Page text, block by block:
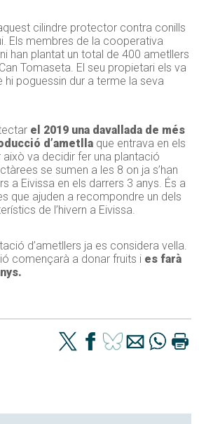
cilindre protector contra conills
Els membres de la cooperativa
han plantat un total de 400 ametllers
Tomaseta. El seu propietari els va
hi poguessin dur a terme la seva
el 2019 una davallada de més
d’ametlla que entrava en els
va decidir fer una plantació
se sumen a les 8 on ja s’han
a Eivissa en els darrers 3 anys. És a
que ajuden a recompondre un dels
de l’hivern a Eivissa.
d’ametllers ja es considera vella.
començarà a donar fruits i es farà